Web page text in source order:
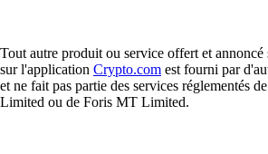
Tout autre produit ou service offert et annoncé
sur l'application Crypto.com est fourni par
et ne fait pas partie des services réglementés
Limited ou de Foris MT Limited.